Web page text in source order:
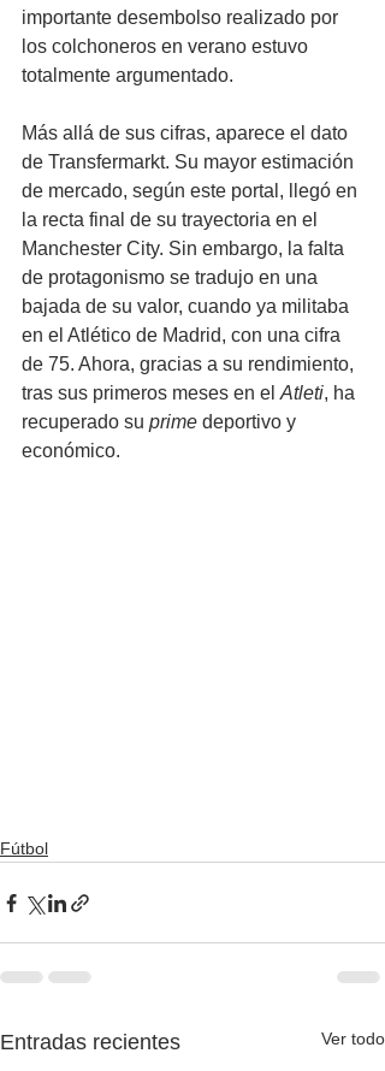
importante desembolso realizado por
los colchoneros en verano estuvo
totalmente argumentado.
Más allá de sus cifras, aparece el dato
de Transfermarkt. Su mayor estimación
de mercado, según este portal, llegó en
la recta final de su trayectoria en el
Manchester City. Sin embargo, la falta
de protagonismo se tradujo en una
bajada de su valor, cuando ya militaba
en el Atlético de Madrid, con una cifra
de 75. Ahora, gracias a su rendimiento,
tras sus primeros meses en el Atleti, ha
recuperado su prime deportivo y
económico.
Fútbol
Entradas recientes Ver todo